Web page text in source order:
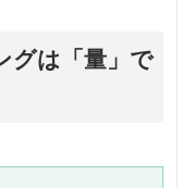
グは「量」で